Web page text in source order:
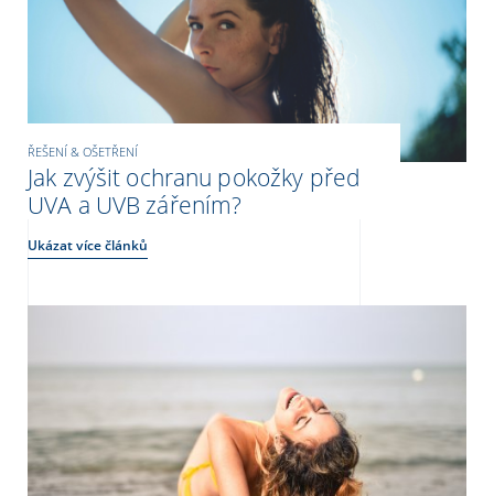
ŘEŠENÍ & OŠETŘENÍ
Jak zvýšit ochranu pokožky před
UVA a UVB zářením?
Ukázat více článků